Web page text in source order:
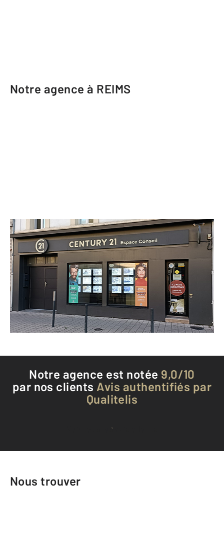
Notre agence à REIMS
CENTURY 21 Espace Conseil
250 avenue de Laon
REIMS - 51100
Envoyer un message
Téléphoner à l'agence
Notre agence est notée 9,0/10
par nos clients Avis authentifiés par
Qualitelis
Voir tous les avis clients
Nous trouver